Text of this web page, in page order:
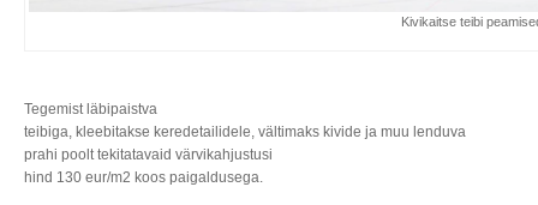
Kivikaitse teibi
Tegemist läbipaistva
teibiga, kleebitakse keredetailidele, vältimaks kivide ja muu lenduva
prahi poolt tekitatavaid värvikahjustusi
hind 130 eur/m2 koos paigaldusega.